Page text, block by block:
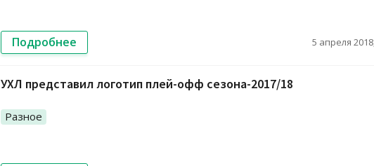
Подробнее 5 апреля
УХЛ представил логотип плей-офф сезона-2017/18
Разное